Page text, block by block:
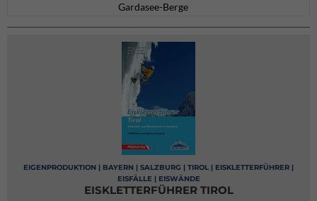
Gardasee-Berge
EIGENPRODUKTION | BAYERN | SALZBURG | TIROL | EISKLETTERFÜHRER |
EISFÄLLE | EISWÄNDE
EISKLETTERFÜHRER TIROL